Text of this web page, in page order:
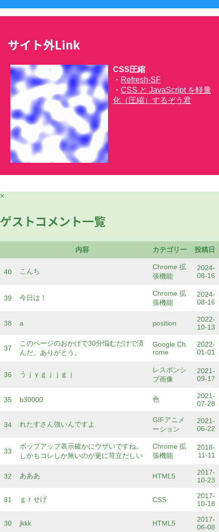
サイト外Link
CSS圧縮
・ Refresh-SF
・ CSS と JavaScript を軽量
化（圧縮）するぞう君
×
ゲストコメント一覧
内容 カテゴリー 投稿日
40 こんち
Chrome 拡
張機能
2024-
08-16
39 今日は！
Chrome 拡
張機能
2024-
08-16
38 a position
2022-
10-13
37
このページのおかげで30分悩むだけで済
んだ。ありがとう。
Google Ch
rome
2022-
01-01
36 うｊｙｇｊｊｇｊ
レスポンシ
ブ画像
2021-
09-17
35 b30000 色
2021-
07-28
34 れたすさん強いんですよ
GIFアニメ
ーション
2021-
06-22
33
ポップアップ表示確かにウザいですね。
しかもコレしか無いのが更に苛立だしい
Chrome 拡
張機能
2018-
11-11
32 あああ HTML5
2017-
10-23
31 ｇｒせげ CSS
2017-
10-18
30 jkkk HTML5
2017-
06-08